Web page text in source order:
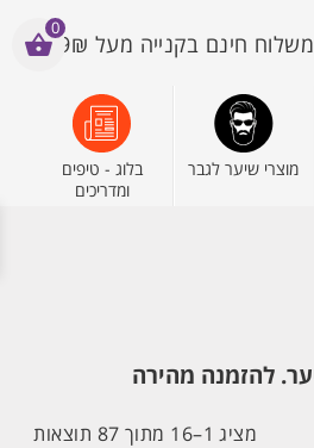
משלוח חינם בקנייה מעל 199₪
מוצרי שיער לגבר
בלוג - טיפים
ומדריכים
מציג 1–16 מתוך 87 תוצאות
0